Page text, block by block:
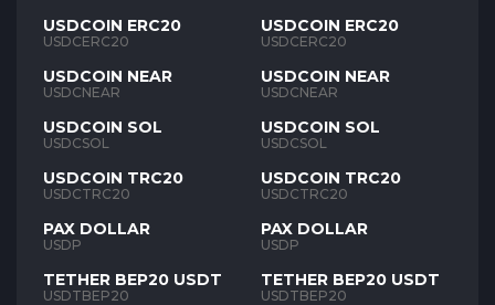
USDCOIN ERC20
USDCERC20
USDCOIN NEAR
USDCNEAR
USDCOIN SOL
USDCSOL
USDCOIN TRC20
USDCTRC20
PAX DOLLAR
USDP
TETHER BEP20 USDT
USDTBEP20
USDCOIN ERC20
USDCERC20
USDCOIN NEAR
USDCNEAR
USDCOIN SOL
USDCSOL
USDCOIN TRC20
USDCTRC20
PAX DOLLAR
USDP
TETHER BEP20 USDT
USDTBEP20